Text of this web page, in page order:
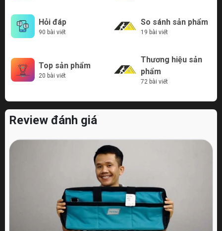
Hỏi đáp
90 bài viết
So sánh sản phẩm
19 bài viết
Top sản phẩm
20 bài viết
Thương hiệu sản
phẩm
72 bài viết
Review đánh giá